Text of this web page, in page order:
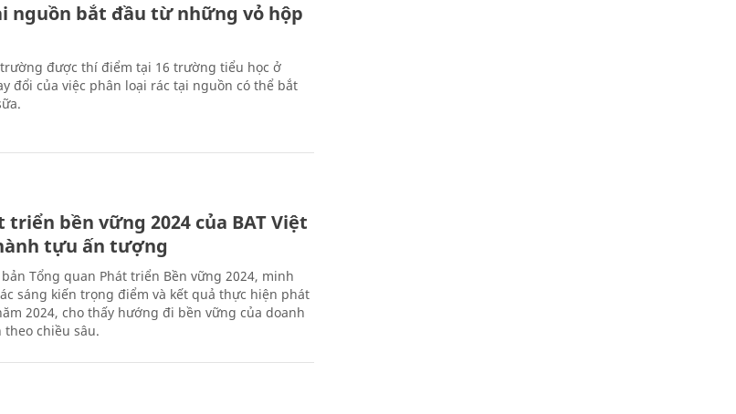
nguồn bắt đầu từ những vỏ hộp
được thí điểm tại 16 trường tiểu học ở
đổi của việc phân loại rác tại nguồn có thể bắt
triển bền vững 2024 của BAT Việt
tựu ấn tượng
Tổng quan Phát triển Bền vững 2024, minh
sáng kiến trọng điểm và kết quả thực hiện phát
2024, cho thấy hướng đi bền vững của doanh
chiều sâu.